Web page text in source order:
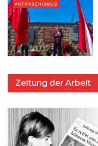
ANTIFASCHISMUS
Zeitung der Arbeit